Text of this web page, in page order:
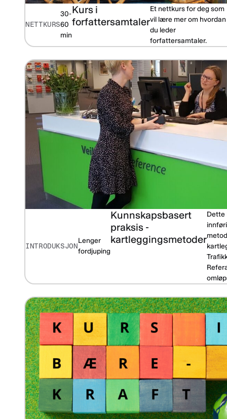
NETTKURS
30-
60
min
Kurs i
forfattersamtaler
Et nettkurs for deg som
vil lære mer om hvordan
du leder
forfattersamtaler.
INTRODUKSJON
Lenger
fordjuping
Kunnskapsbasert
praksis -
kartleggingsmetoder
Dette